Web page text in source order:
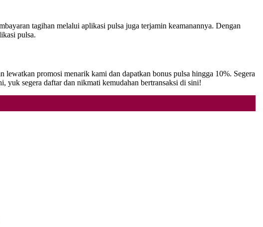
tagihan melalui aplikasi pulsa juga terjamin keamanannya. Dengan
pulsa.
promosi menarik kami dan dapatkan bonus pulsa hingga 10%. Segera
segera daftar dan nikmati kemudahan bertransaksi di sini!